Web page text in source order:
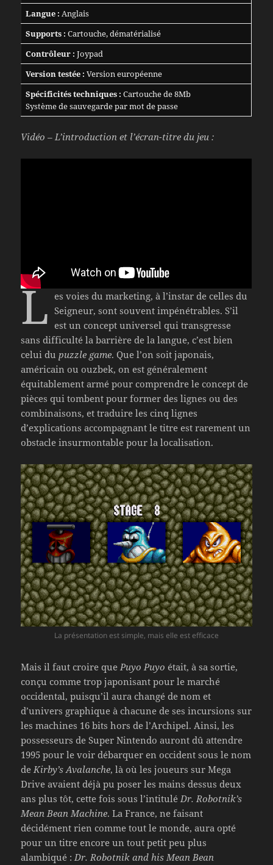
Langue : Anglais
Supports : Cartouche, dématérialisé
Contrôleur : Joypad
Version testée : Version européenne
Spécificités techniques : Cartouche de 8Mb
Système de sauvegarde par mot de passe
Vidéo – L’introduction et l’écran-titre du jeu :
L es voies du marketing, à l’instar de celles du
Seigneur, sont souvent impénétrables. S’il
est un concept universel qui transgresse
sans difficulté la barrière de la langue, c’est bien
celui dupuzzle game. Que l’on soit japonais,
américain ou ouzbek, on est généralement
équitablement armé pour comprendre le concept de
pièces qui tombent pour former des lignes ou des
combinaisons, et traduire les cinq lignes
d’explications accompagnant le titre est rarement un
obstacle insurmontable pour la localisation.
La présentation est simple, mais elle est efficace
Mais il faut croire que Puyo Puyo était, à sa sortie,
conçu comme trop japonisant pour le marché
occidental, puisqu’il aura changé de nom et
d’univers graphique à chacune de ses incursions sur
les machines 16 bits hors de l’Archipel. Ainsi, les
possesseurs de Super Nintendo auront dû attendre
1995 pour le voir débarquer en occident sous le nom
de Kirby’s Avalanche, là où les joueurs sur Mega
Drive avaient déjà pu poser les mains dessus deux
ans plus tôt, cette fois sous l’intitulé Dr. Robotnik’s
Mean Bean Machine. La France, ne faisant
décidément rien comme tout le monde, aura opté
pour un titre encore un tout petit peu plus
alambiqué : Dr. Robotnik and his Mean Bean